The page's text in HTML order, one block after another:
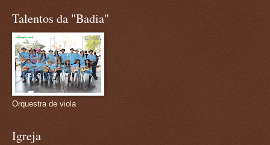
Talentos da "Badia"
Orquestra de viola
Igreja